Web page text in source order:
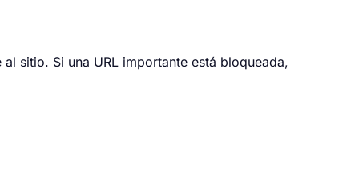
sitio. Si una URL importante está bloqueada,